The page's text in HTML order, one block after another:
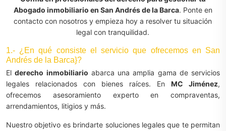
Abogado inmobiliario en San Andrés de la Barca. Ponte en
contacto con nosotros y empieza hoy a resolver tu situación
legal con tranquilidad.
1.- ¿En qué consiste el servicio que ofrecemos en San
Andrés de la Barca}?
Elderecho inmobiliario abarca una amplia gama de servicios
legales relacionados con bienes raíces. En MC Jiménez,
ofrecemos asesoramiento experto en compraventas,
arrendamientos, litigios y más.
Nuestro objetivo es brindarte soluciones legales que te permitan